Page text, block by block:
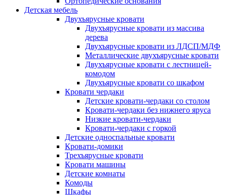
Детская мебель
Двухъярусные кровати
Двухъярусные кровати из массива
дерева
Двухъярусные кровати из ЛДСП/МДФ
Металлические двухъярусные кровати
Двухъярусные кровати с лестницей-
комодом
Двухъярусные кровати со шкафом
Кровати чердаки
Детские кровати-чердаки со столом
Кровати-чердаки без нижнего яруса
Низкие кровати-чердаки
Кровати-чердаки с горкой
Детские односпальные кровати
Кровати-домики
Трехъярусные кровати
Кровати машины
Детские комнаты
Комоды
Шкафы